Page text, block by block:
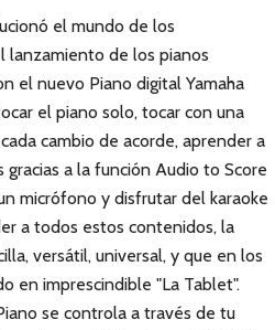
el mundo de los
lanzamiento de los pianos
el nuevo Piano digital Yamaha
el piano solo, tocar con una
cambio de acorde, aprender a
a la función Audio to Score
micrófono y disfrutar del karaoke
a todos estos contenidos, la
versátil, universal, y que en los
en imprescindible "La Tablet".
se controla a través de tu